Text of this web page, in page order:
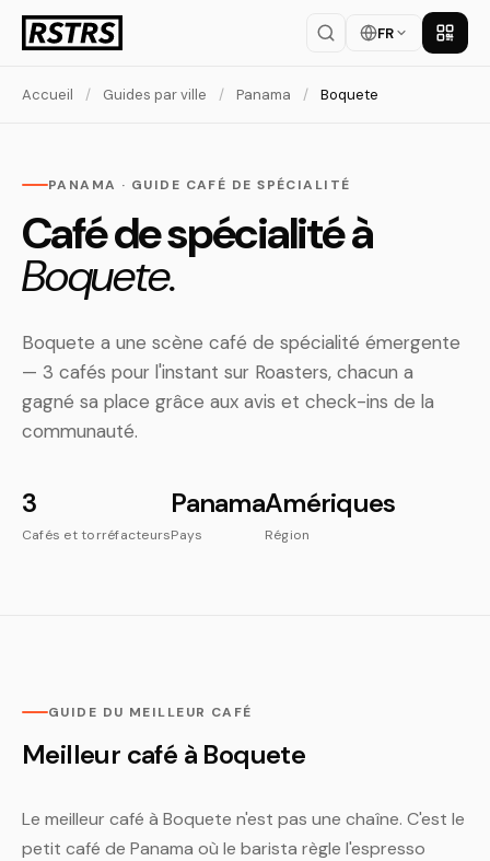
FR
Accueil / Guides par ville / Panama / Boquete
PANAMA · GUIDE CAFÉ DE SPÉCIALITÉ
Café de spécialité à
Boquete.
Boquete a une scène café de spécialité émergente
— 3 cafés pour l'instant sur Roasters, chacun a
gagné sa place grâce aux avis et check-ins de la
communauté.
3
Cafés et torréfacteurs
Panama
Pays
Amériques
Région
GUIDE DU MEILLEUR CAFÉ
Meilleur café à Boquete
Le meilleur café à Boquete n'est pas une chaîne. C'est le
petit café de Panama où le barista règle l'espresso